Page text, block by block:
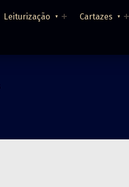
Leiturização Cartazes